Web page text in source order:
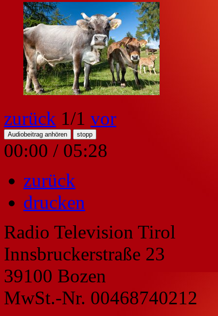
zurück 1/1 vor
Audiobeitrag anhören stopp
00:00 / 05:28
zurück
drucken
Radio Television Tirol
Innsbruckerstraße 23
39100 Bozen
MwSt.-Nr. 00468740212